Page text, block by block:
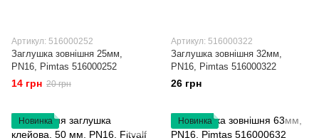
Артикул: 516000252
Заглушка зовнішня 25мм,
PN16, Pimtas 516000252
14 грн 20 грн
Артикул: 516000322
Заглушка зовнішня 32мм,
PN16, Pimtas 516000322
26 грн
Новинка Новинка